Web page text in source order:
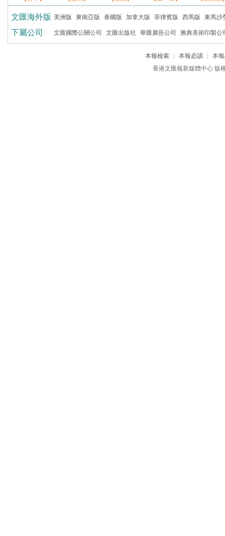
文匯海外版 美洲版 東南亞版 泰國版 加拿大版 菲律賓版 西馬版 東馬沙
下屬公司 文匯國際公關公司 文匯出版社 華匯廣告公司 雅典美術印製公
本報檢索 本報必讀
本
香港文匯報新媒體中心 版